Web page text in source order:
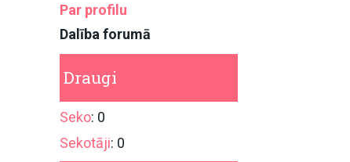
Par profilu
Dalība forumā
Draugi
Seko: 0
Sekotāji: 0